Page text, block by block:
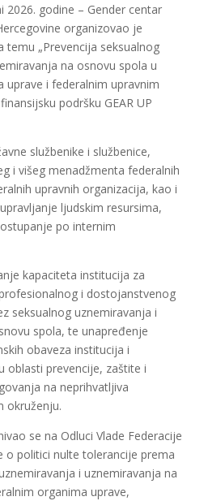
2026. godine – Gender centar
organizovao je
temu „Prevencija seksualnog
na osnovu spola u
uprave i federalnim upravnim
podršku GEAR UP
službenike i službenice,
i višeg menadžmenta federalnih
upravnih organizacija, kao i
ljudskim resursima,
po internim
kapaciteta institucija za
i dostojanstvenog
seksualnog uznemiravanja i
spola, te unapređenje
obaveza institucija i
oblasti prevencije, zaštite i
na neprihvatljiva
okruženju.
se na Odluci Vlade Federacije
o politici nulte tolerancije prema
i uznemiravanja na
organima uprave,